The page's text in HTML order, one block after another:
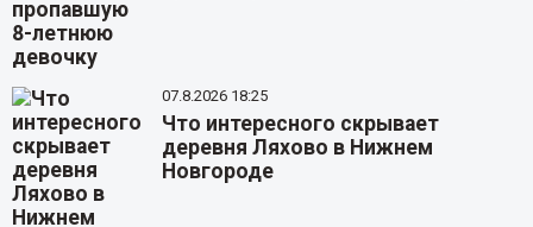
07.8.2026 18:25
Что интересного скрывает
деревня Ляхово в Нижнем
Новгороде